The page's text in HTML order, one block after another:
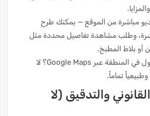
مباشرة من الموقع — يمكنك طرح
وطلب مشاهدة تفاصيل محددة مثل
أو بلاط المطبخ.
وطبعاً، التجول في المنطقة عبر Google Maps؟ لا
تماماً.
والتدقيق (لا